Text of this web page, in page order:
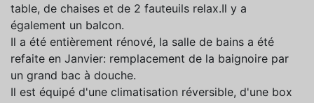
table, de chaises et de 2 fauteuils relax.Il y a
également un balcon.
Il a été entièrement rénové, la salle de bains a été
refaite en Janvier: remplacement de la baignoire par
un grand bac à douche.
Il est équipé d'une climatisation réversible, d'une box